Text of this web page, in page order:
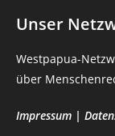
Unser
Westpapua-
über
Impressum |